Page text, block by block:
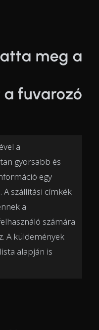
meg a
fuvarozó
a
gyorsabb és
egy
szállítási címkék
a
számára
A küldemények
alapján is